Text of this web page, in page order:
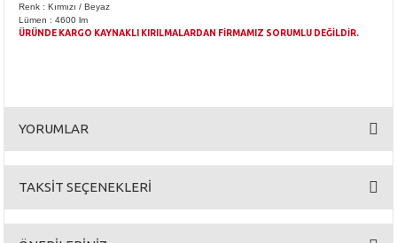
Renk : Kırmızı / Beyaz
Lümen : 4600 lm
ÜRÜNDE KARGO KAYNAKLI KIRILMALARDAN FİRMAMIZ SORUMLU DEĞİLDİR.
YORUMLAR
TAKSİT SEÇENEKLERİ